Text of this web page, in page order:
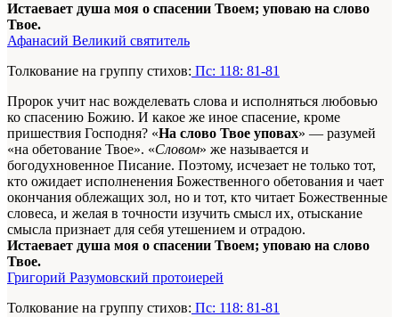
Истаевает душа моя о спасении Твоем; уповаю на слово
Твое.
Афанасий Великий святитель
Толкование на группу стихов: Пс: 118: 81-81
Пророк учит нас вожделевать слова и исполняться любовью
ко спасению Божию. И какое же иное спасение, кроме
пришествия Господня? «На слово Твое уповах» — разумей
«на обетование Твое». «Словом» же называется и
богодухновенное Писание. Поэтому, исчезает не только тот,
кто ожидает исполненения Божественного обетования и чает
окончания облежащих зол, но и тот, кто читает Божественные
словеса, и желая в точности изучить смысл их, отыскание
смысла признает для себя утешением и отрадою.
Истаевает душа моя о спасении Твоем; уповаю на слово
Твое.
Григорий Разумовский протоиерей
Толкование на группу стихов: Пс: 118: 81-81